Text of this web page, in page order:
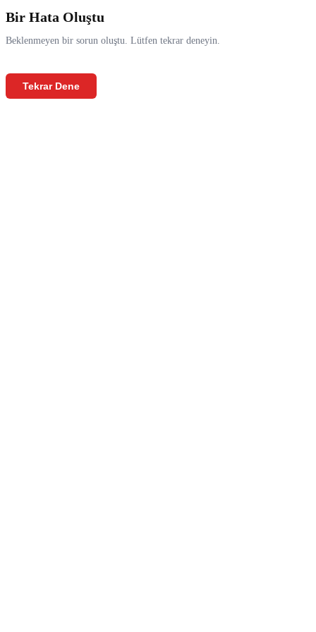
Bir Hata Oluştu
Beklenmeyen bir sorun oluştu. Lütfen tekrar deneyin.
Tekrar Dene